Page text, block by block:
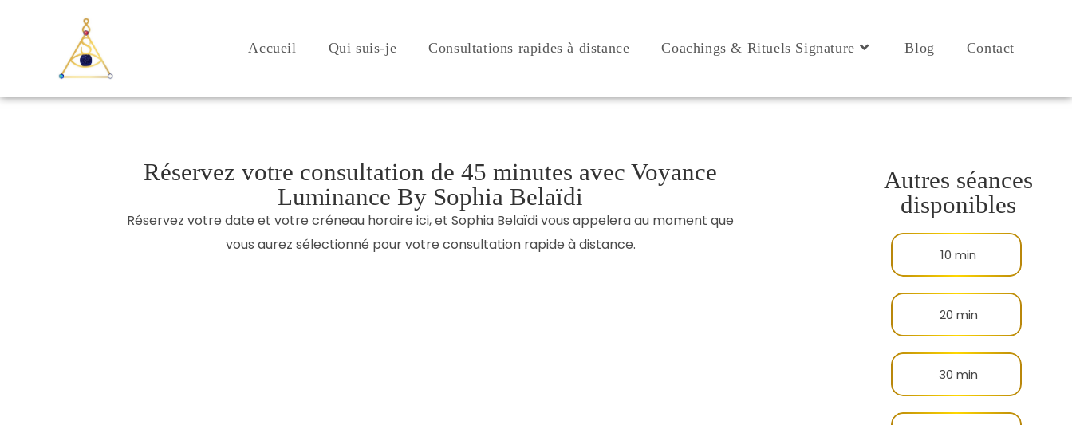
Accueil Qui suis-je Consultations rapides à distance Coachings & Rituels Signature Blog Contact
Réservez votre consultation de 45 minutes avec Voyance
Luminance By Sophia Belaïdi
Réservez votre date et votre créneau horaire ici, et Sophia Belaïdi vous appelera au moment que
vous aurez sélectionné pour votre consultation rapide à distance.
Autres séances
disponibles
10 min
20 min
30 min